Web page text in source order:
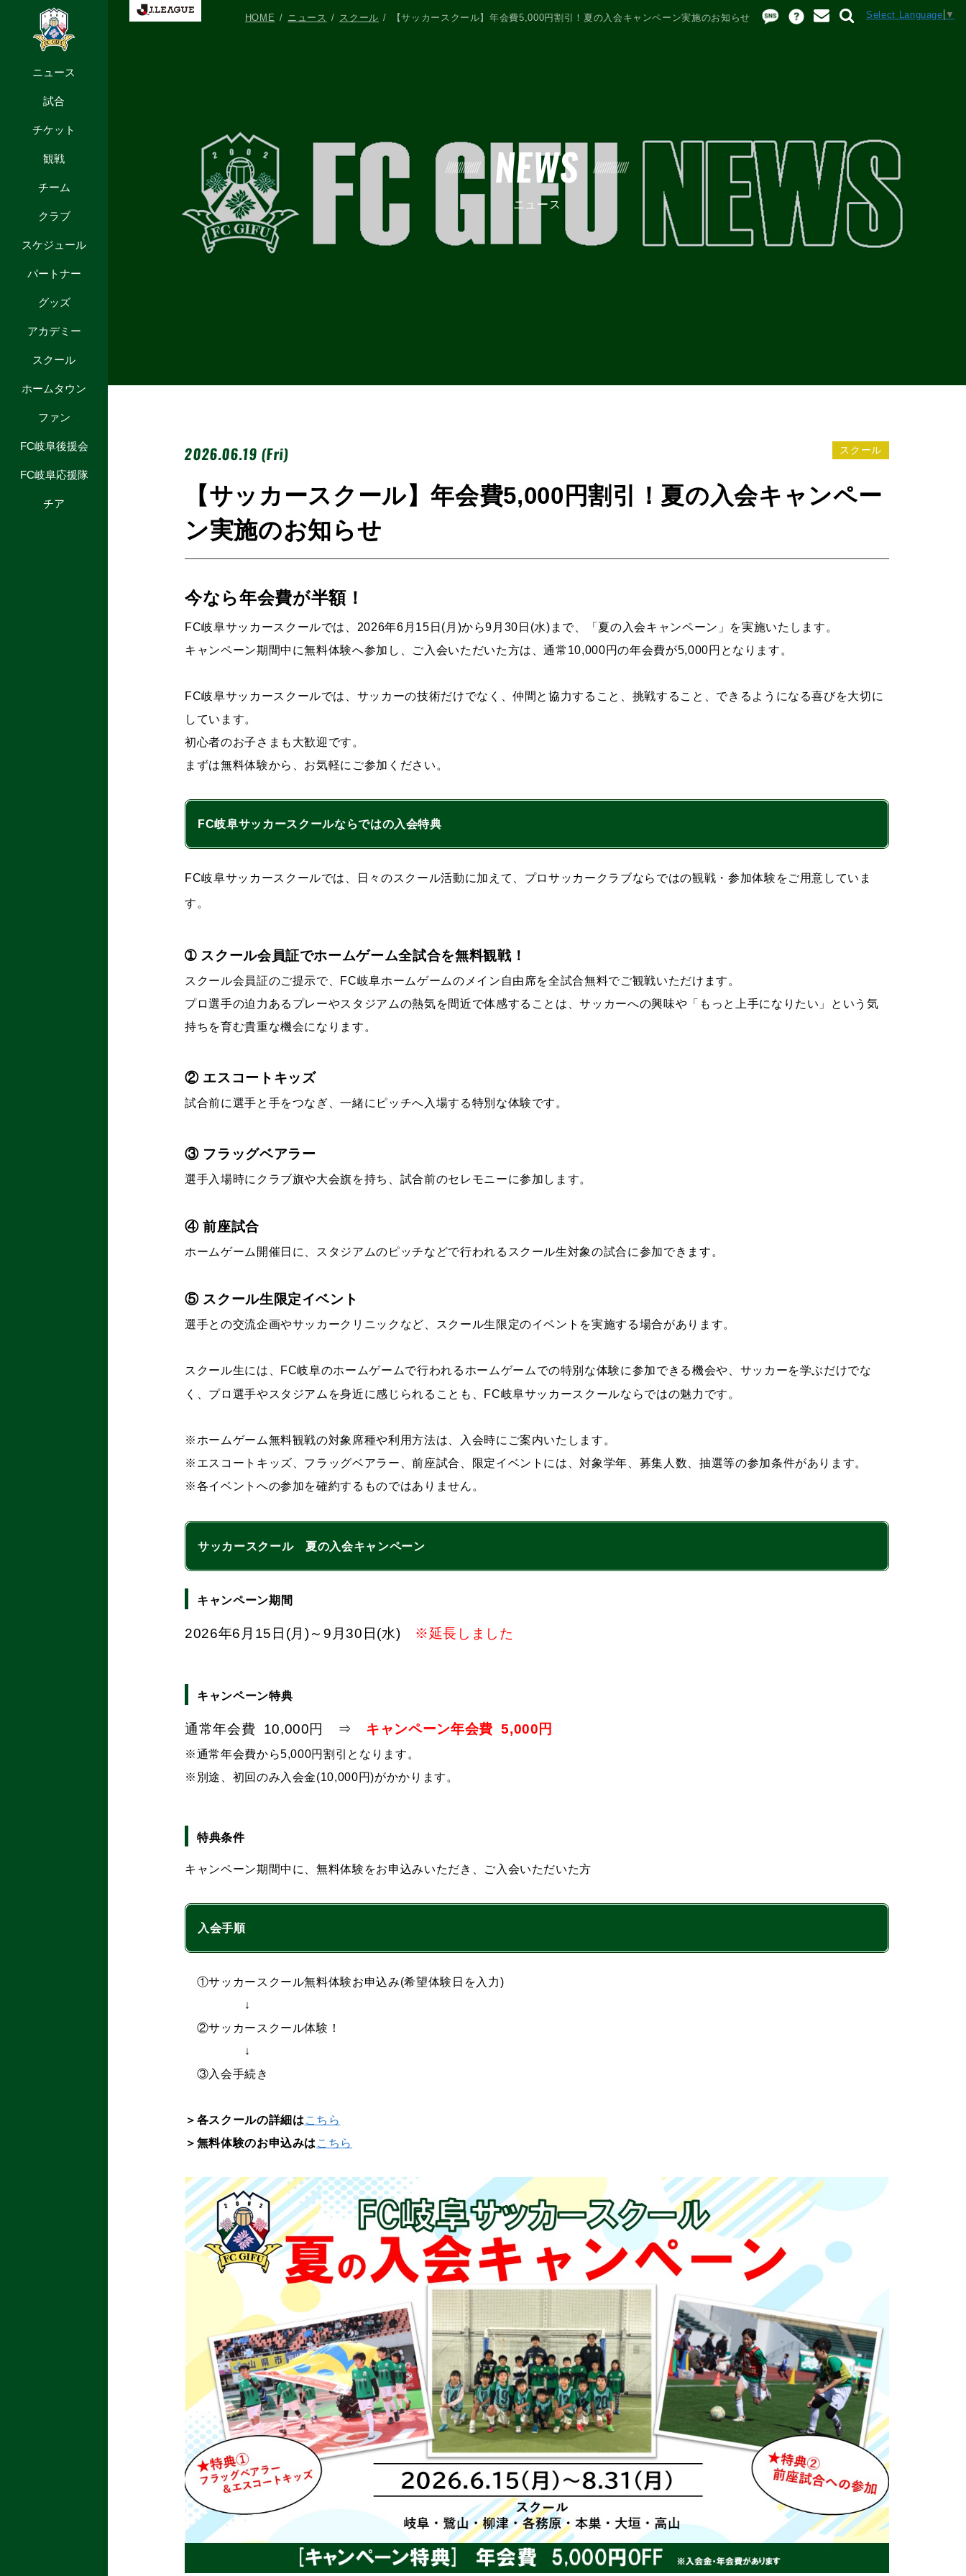
ニュース
試合
チケット
観戦
チーム
クラブ
スケジュール
パートナー
グッズ
アカデミー
スクール
ホームタウン
ファン
FC岐阜後援会
FC岐阜応援隊
チア
Select Language ▼
NEWS
ニュース
HOME ニュース スクール 【サッカースクール】年会費5,000円割引！夏の入会キャンペーン実施のお知らせ
2026.06.19 (Fri) スクール
【サッカースクール】年会費5,000円割引！夏の入会キャンペー
ン実施のお知らせ
今なら年会費が半額！
FC岐阜サッカースクールでは、2026年6月15日(月)から9月30日(水)まで、「夏の入会キャンペーン」を実施いたします。
キャンペーン期間中に無料体験へ参加し、ご入会いただいた方は、通常10,000円の年会費が5,000円となります。
FC岐阜サッカースクールでは、サッカーの技術だけでなく、仲間と協力すること、挑戦すること、できるようになる喜びを大切に
しています。
初心者のお子さまも大歓迎です。
まずは無料体験から、お気軽にご参加ください。
FC岐阜サッカースクールならではの入会特典
FC岐阜サッカースクールでは、日々のスクール活動に加えて、プロサッカークラブならではの観戦・参加体験をご用意していま
す。
➀ スクール会員証でホームゲーム全試合を無料観戦！
スクール会員証のご提示で、FC岐阜ホームゲームのメイン自由席を全試合無料でご観戦いただけます。
プロ選手の迫力あるプレーやスタジアムの熱気を間近で体感することは、サッカーへの興味や「もっと上手になりたい」という気
持ちを育む貴重な機会になります。
② エスコートキッズ
試合前に選手と手をつなぎ、一緒にピッチへ入場する特別な体験です。
③ フラッグベアラー
選手入場時にクラブ旗や大会旗を持ち、試合前のセレモニーに参加します。
④ 前座試合
ホームゲーム開催日に、スタジアムのピッチなどで行われるスクール生対象の試合に参加できます。
⑤ スクール生限定イベント
選手との交流企画やサッカークリニックなど、スクール生限定のイベントを実施する場合があります。
スクール生には、FC岐阜のホームゲームで行われる ホームゲームでの特別な体験に参加できる機会や、サッカーを学ぶだけでな
く、プロ選手やスタジアムを身近に感じられることも、FC岐阜サッカースクールならではの魅力です。
※ホームゲーム無料観戦の対象席種や利用方法は、入会時にご案内いたします。
※エスコートキッズ、フラッグベアラー、前座試合、限定イベントには、対象学年、募集人数、抽選等の参加条件があります。
※各イベントへの参加を確約するものではありません。
サッカースクール 夏の入会キャンペーン
キャンペーン期間
2026年6月15日(月)～9月30日(水) ※延長しました
キャンペーン特典
通常年会費 10,000円 ⇒ キャンペーン年会費 5,000円
※通常年会費から5,000円割引となります。
※別途、初回のみ入会金(10,000円)がかかります。
特典条件
キャンペーン期間中に、無料体験をお申込みいただき、ご入会いただいた方
入会手順
①サッカースクール無料体験お申込み(希望体験日を入力)
↓
②サッカースクール体験！
↓
③入会手続き
＞各スクールの詳細は こちら
＞無料体験のお申込みは こちら